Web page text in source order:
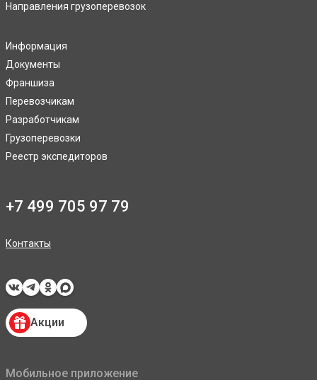
Направления грузоперевозок
Информация
Документы
Франшиза
Перевозчикам
Разработчикам
Грузоперевозки
Реестр экспедиторов
+7 499 705 97 79
Контакты
Акции
Мобильное приложение